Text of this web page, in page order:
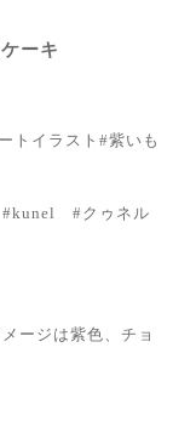
ーキ
トイラスト#紫いも
#kunel #クゥネル
ージは紫色、チョ